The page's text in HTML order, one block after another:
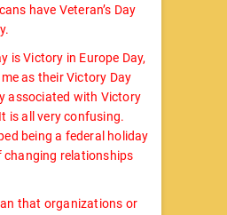
have Veteran’s Day
is Victory in Europe Day,
as their Victory Day
associated with Victory
is all very confusing.
being a federal holiday
changing relationships
that organizations or